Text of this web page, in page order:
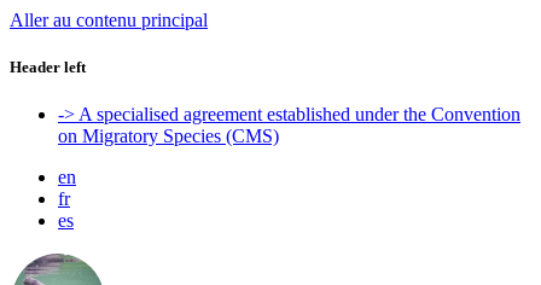
Aller au contenu principal
Header left
-> A specialised agreement established under the Convention
on Migratory Species (CMS)
en
fr
es